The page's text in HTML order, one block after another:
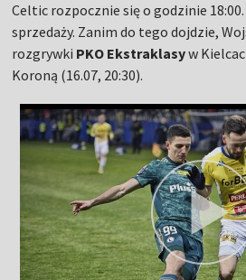
Celtic rozpocznie się o godzinie
sprzedaży. Zanim do tego dojdzie,
rozgrywki PKO Ekstraklasyw
Koroną (16.07, 20:30).